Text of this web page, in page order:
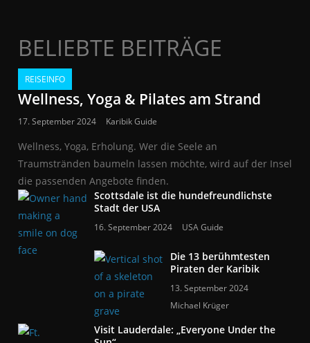
BELIEBTE BEITRÄGE
REISEINFO
Wellness, Yoga & Pilates am Strand
17. September 2024 Karibik Guide
Wellness, Yoga, Erholung. Wer die Seele an
Traumstränden baumeln lassen möchte, wird auf der Insel
die passenden Angebote finden.
Scottsdale ist die hundefreundlichste
Stadt der USA
16. September 2024 USA Guide
Die 13 berühmtesten
Piraten der Karibik
13. September 2024
Michael Krüger
Visit Lauderdale: „Everyone Under the